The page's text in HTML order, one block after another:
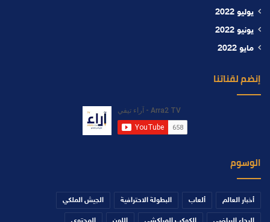
يوليو 2022
يونيو 2022
مايو 2022
إنضم لقناتنا
الوسوم
أخبار العالم ألعاب البطولة الاحترافية الجيش الملكي